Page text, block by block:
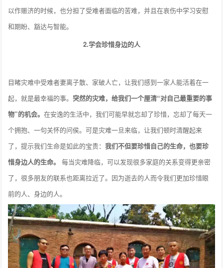
以作赈济的时候，也分担了受难者面临的苦难，并且在哀伤中学习安慰
和期盼、豁达与智能。
2.学会珍惜身边的人
目睹灾难中受难者妻离子散、家破人亡，让我们感到一家人能活着在一
起，就是最幸福的事。突然的灾难，给我们一个厘清“对自己最重要的事
物”的机会。在安逸的生活中，我们可能早就忘却了珍惜，忘却了每天一
个拥抱、一句关怀的问侯。可是灾难一旦来临，让我们顿时清醒起来
了，提示我们生命是如此的宝贵：我们不但要珍惜自己的生命，也要珍
惜身边人的生命。
每当灾难降临，可以发现很多家庭的关系变得更亲密
了，很多朋友的联系也距离拉近了。因为逝去的人而令我们更加珍惜眼
前的人、身边的人。